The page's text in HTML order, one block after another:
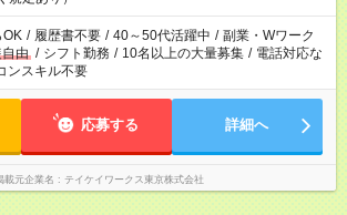
OK / 履歴書不要 / 40～50代活躍中 / 副業・Wワーク
由 / シフト勤務 / 10名以上の大量募集 / 電話対応な
ンスキル不要
応募する 詳細へ
載元企業名 テイケイワークス東京株式会社